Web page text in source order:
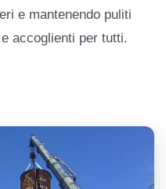
e mantenendo puliti
accoglienti per tutti.